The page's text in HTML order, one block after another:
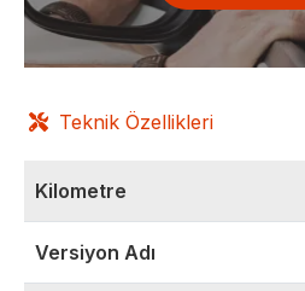
Teknik Özellikleri
Kilometre
Versiyon Adı